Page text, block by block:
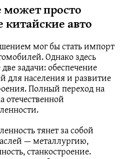
просто
авто
мог бы стать импорт
Однако здесь
задачи: обеспечение
для населения и развитие
Полный переход на
отечественной
тянет за собой
— металлургию,
станкостроение.